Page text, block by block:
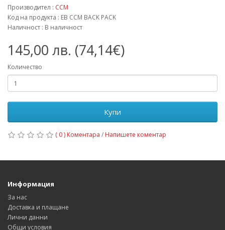
Производител : CCM
Код на продукта : EB CCM BACK PACK
Наличност : В наличност
145,00 лв. (74,14€)
Количество
Купи
( 0 ) Коментара / Напишете коментар
Информация
За нас
Доставка и плащане
Лични данни
Общи условия